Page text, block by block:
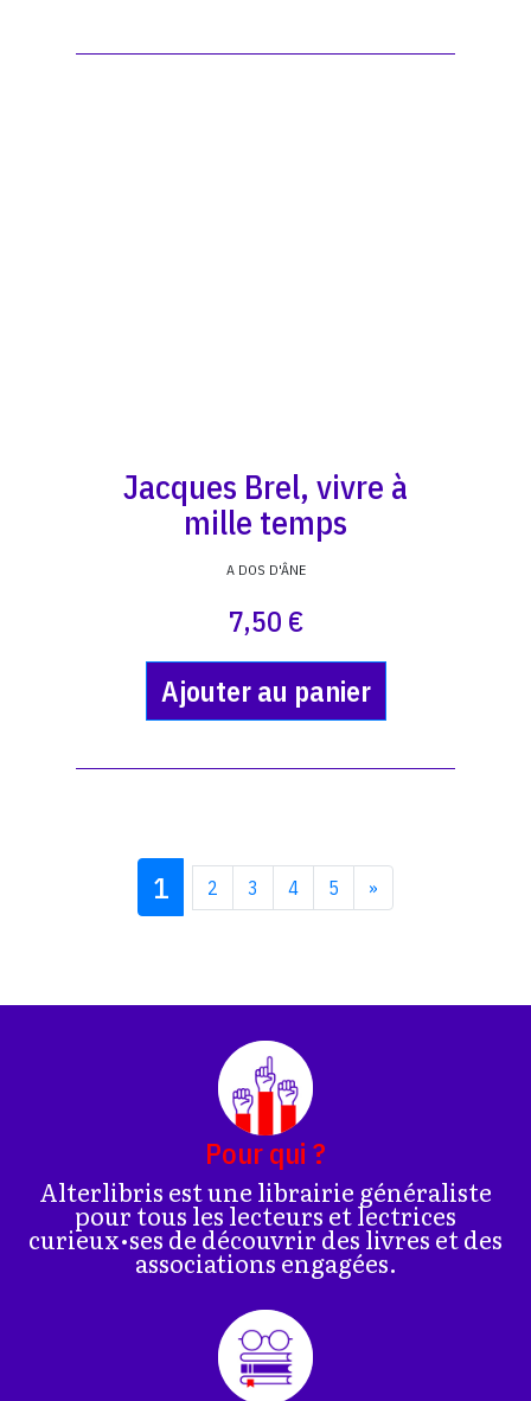
Jacques Brel, vivre à
mille temps
A DOS D'ÂNE
7,50 €
Ajouter au panier
1 2 3 4 5 »
Pour qui ?
Alterlibris est une librairie généraliste
pour tous les lecteurs et lectrices
curieux•ses de découvrir des livres et des
associations engagées.